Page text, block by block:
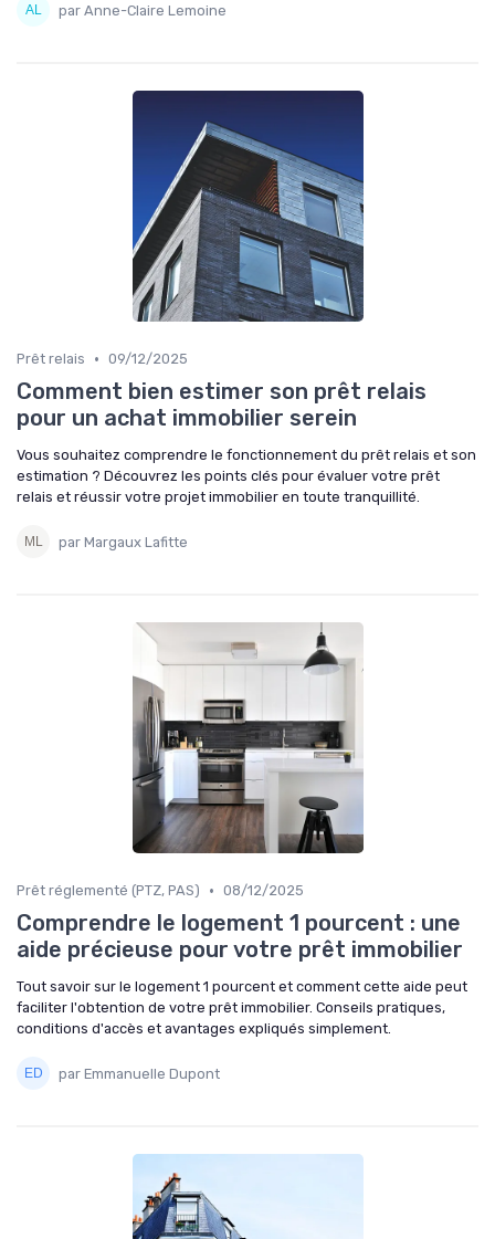
par Anne-Claire Lemoine
Prêt relais • 09/12/2025
Comment bien estimer son prêt relais
pour un achat immobilier serein
Vous souhaitez comprendre le fonctionnement du prêt relais et son
estimation ? Découvrez les points clés pour évaluer votre prêt
relais et réussir votre projet immobilier en toute tranquillité.
par Margaux Lafitte
Prêt réglementé (PTZ, PAS) • 08/12/2025
Comprendre le logement 1 pourcent : une
aide précieuse pour votre prêt immobilier
Tout savoir sur le logement 1 pourcent et comment cette aide peut
faciliter l'obtention de votre prêt immobilier. Conseils pratiques,
conditions d'accès et avantages expliqués simplement.
par Emmanuelle Dupont